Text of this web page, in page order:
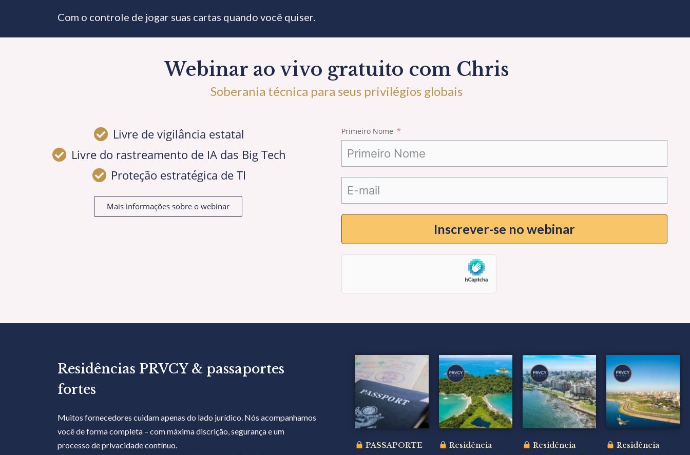
Com o controle de jogar suas cartas quando você quiser.
Webinar ao vivo gratuito com Chris
Soberania técnica para seus privilégios globais
Livre de vigilância estatal
Livre do rastreamento de IA das Big Tech
Proteção estratégica de TI
Mais informações sobre o webinar
Primeiro Nome
Inscrever-se no webinar
Residências PRVCY & passaportes
fortes
Muitos fornecedores cuidam apenas do lado jurídico. Nós acompanhamos
você de forma completa – com máxima discrição, segurança e um
processo de privacidade contínuo.
PASSAPORTE
Residência
Residência
Residência